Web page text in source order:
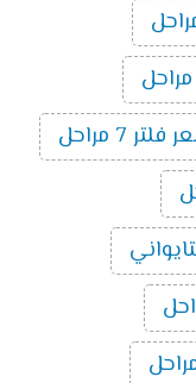
7 مراحل